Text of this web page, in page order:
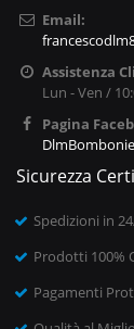
Email:
Assistenza
Lun - Ven /
Pagina
Sicurezza
Spedizioni in
Prodotti 100%
Pagamenti